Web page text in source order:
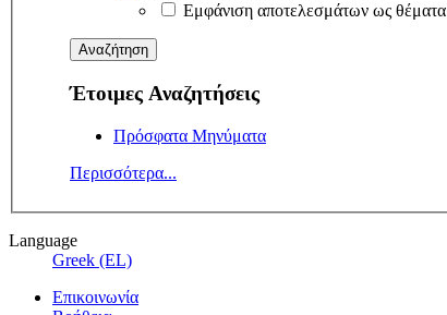
Εμφάνιση αποτελεσμάτων ως θέματα
Έτοιμες Αναζητήσεις
Πρόσφατα Μηνύματα
Περισσότερα...
Language
Greek (EL)
Επικοινωνία